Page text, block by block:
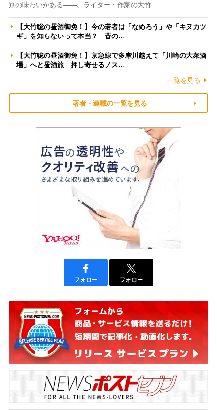
別の味わいがある――。ライター・作家の大竹…
【大竹聡の昼酒御免！】今の若者は「なめろう」や「キヌカツ
ギ」を知らないって本当？ 昔の…
【大竹聡の昼酒御免！】京急線で多摩川越えて「川崎の大衆酒
場」へと昼酒旅 押し寄せるノス…
一覧を見る
著者・連載の一覧を見る
フォロー フォロー